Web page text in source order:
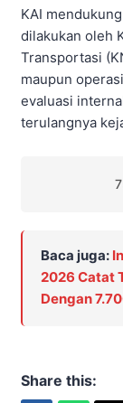
KAI
dilakukan oleh
Transportasi
maupun
evaluasi
terulangnya
Baca juga:
2026 Catat
Dengan
Share this: